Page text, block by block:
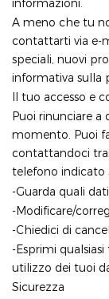
informazioni.
A meno che tu
contattarti via e-
speciali, nuovi
informativa sulla
Il tuo accesso e
Puoi rinunciare a
momento. Puoi
contattandoci
telefono indicato
-Guarda quali
-Modificare/
-Chiedici di
-Esprimi
utilizzo dei tuoi
Sicurezza